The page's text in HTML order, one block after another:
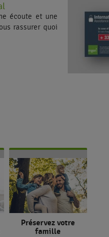
écoute et une
rassurer quoi
Préservez votre
famille